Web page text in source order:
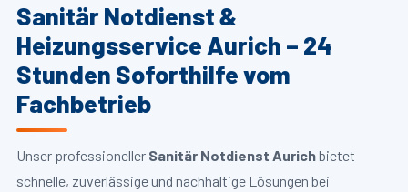
Sanitär Notdienst &
Heizungsservice Aurich – 24
Stunden Soforthilfe vom
Fachbetrieb
Unser professioneller Sanitär Notdienst Aurichbietet
schnelle, zuverlässige und nachhaltige Lösungen bei